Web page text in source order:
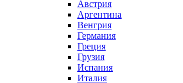
Австрия
Аргентина
Венгрия
Германия
Греция
Грузия
Испания
Италия